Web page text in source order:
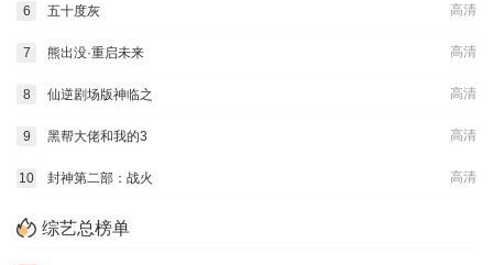
高清
6 五十度灰
高清
7 熊出没·重启未来
高清
8 仙逆剧场版神临之
高清
9 黑帮大佬和我的3
高清
10 封神第二部：战火
综艺总榜单